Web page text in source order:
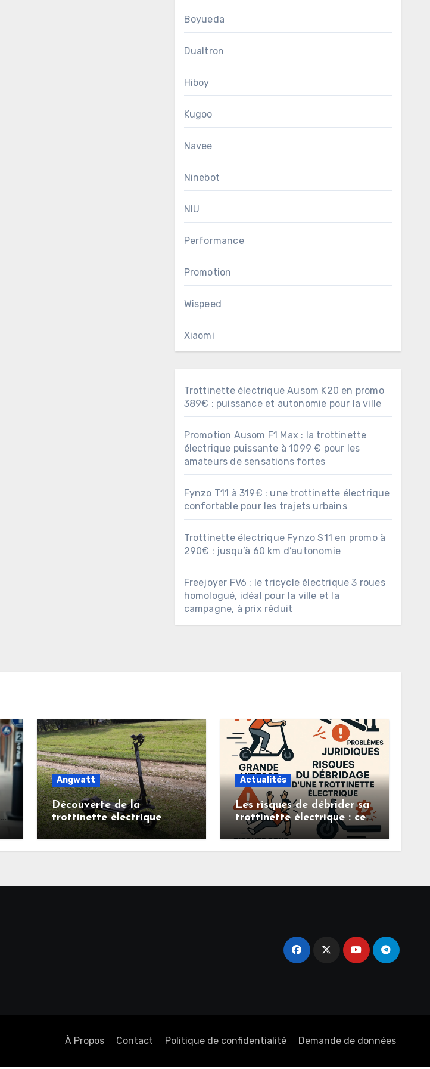
Boyueda
Dualtron
Hiboy
Kugoo
Navee
Ninebot
NIU
Performance
Promotion
Wispeed
Xiaomi
Trottinette électrique Ausom K20 en promo
389€ : puissance et autonomie pour la ville
Promotion Ausom F1 Max : la trottinette
électrique puissante à 1099 € pour les
amateurs de sensations fortes
Fynzo T11 à 319€ : une trottinette électrique
confortable pour les trajets urbains
Trottinette électrique Fynzo S11 en promo à
290€ : jusqu’à 60 km d’autonomie
Freejoyer FV6 : le tricycle électrique 3 roues
homologué, idéal pour la ville et la
campagne, à prix réduit
Angwatt
Découverte de la
trottinette électrique
ANGWATT CS1 : puissance,
autonomie et confort à
Actualités
Les risques de débrider sa
trottinette électrique : ce
que vous devez savoir
À Propos Contact Politique de confidentialité Demande de données